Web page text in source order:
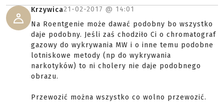
Krzywica21-02-2017 @ 14:01
Na Roentgenie może dawać podobny bo wszystko
daje podobny. Jeśli zaś chodziło Ci o chromatograf
gazowy do wykrywania MW i o inne temu podobne
lotniskowe metody (np do wykrywania
narkotyków) to ni cholery nie daje podobnego
obrazu.
Przewozić można wszystko co wolno przewozić.